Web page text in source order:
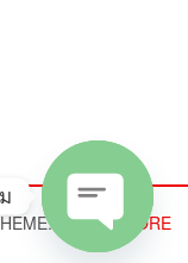
ALPHA STORE